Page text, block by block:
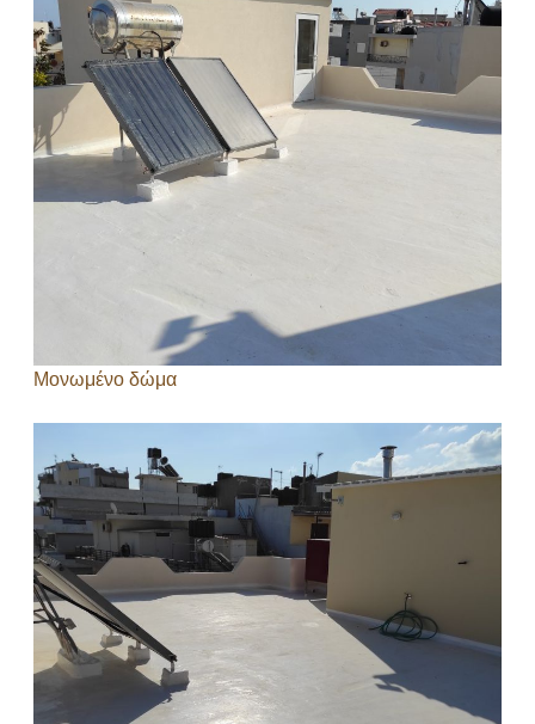
Μονωμένο δώμα